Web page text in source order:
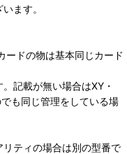
ます。
ードの物は基本同じカード
記載が無い場合はXY・
も同じ管理をしている場
ティの場合は別の型番で